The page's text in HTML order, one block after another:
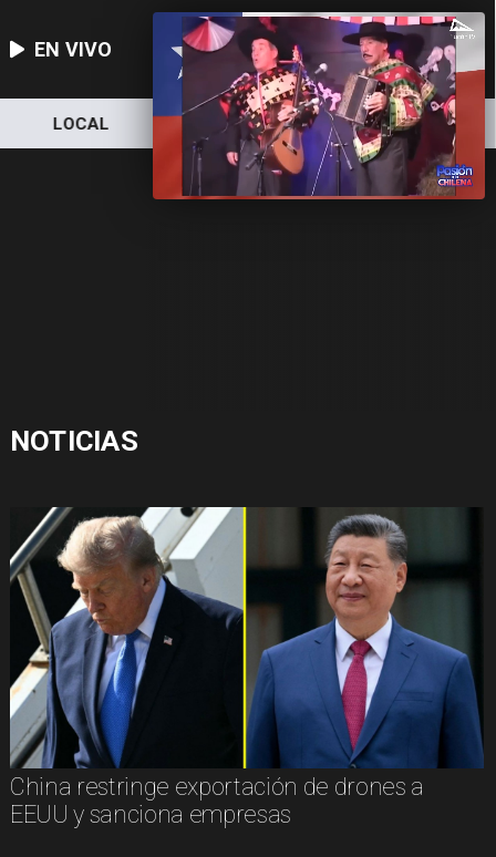
EN VIVO
LOCAL NACIONAL DEPORTES
NOTICIAS
China restringe exportación de drones a
EEUU y sanciona empresas